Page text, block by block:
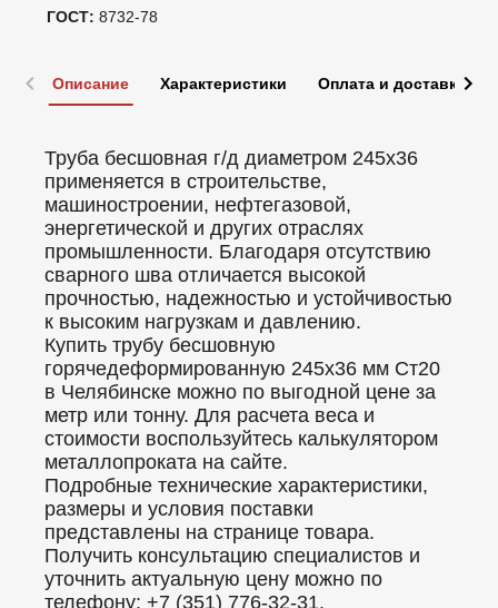
ГОСТ: 8732-78
Описание Характеристики Оплата и доставка
Труба бесшовная г/д диаметром 245x36
применяется в строительстве,
машиностроении, нефтегазовой,
энергетической и других отраслях
промышленности. Благодаря отсутствию
сварного шва отличается высокой
прочностью, надежностью и устойчивостью
к высоким нагрузкам и давлению.
Купить трубу бесшовную
горячедеформированную 245x36 мм Ст20
в Челябинске можно по выгодной цене за
метр или тонну. Для расчета веса и
стоимости воспользуйтесь калькулятором
металлопроката на сайте.
Подробные технические характеристики,
размеры и условия поставки
представлены на странице товара.
Получить консультацию специалистов и
уточнить актуальную цену можно по
телефону: +7 (351) 776-32-31.